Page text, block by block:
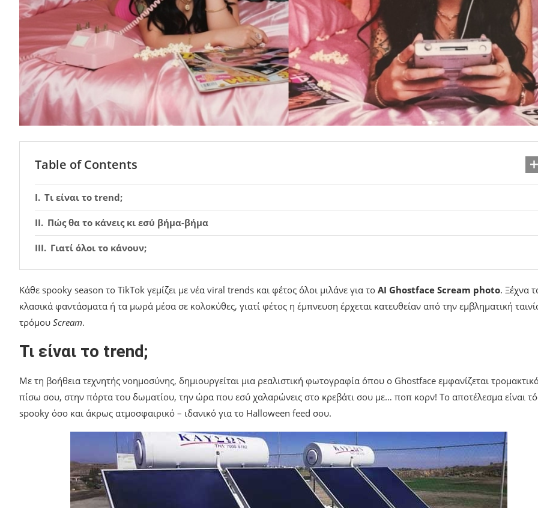
Table of Contents
Τι είναι το trend;
Πώς θα το κάνεις κι εσύ βήμα-βήμα
Γιατί όλοι το κάνουν;
Κάθε spooky season το TikTok γεμίζει με νέα viral trends και φέτος όλοι μιλάνε για το AI Ghostface Scream photo. Ξέχνα
κλασικά φαντάσματα ή τα μωρά μέσα σε κολοκύθες, γιατί φέτος η έμπνευση έρχεται κατευθείαν από την εμβληματική
τρόμου Scream.
Τι είναι το trend;
Με τη βοήθεια τεχνητής νοημοσύνης, δημιουργείται μια ρεαλιστική φωτογραφία όπου ο Ghostface εμφανίζεται
πίσω σου, στην πόρτα του δωματίου, την ώρα που εσύ χαλαρώνεις στο κρεβάτι σου με… ποπ κορν! Το αποτέλεσμα είναι
spooky όσο και άκρως ατμοσφαιρικό – ιδανικό για το Halloween feed σου.